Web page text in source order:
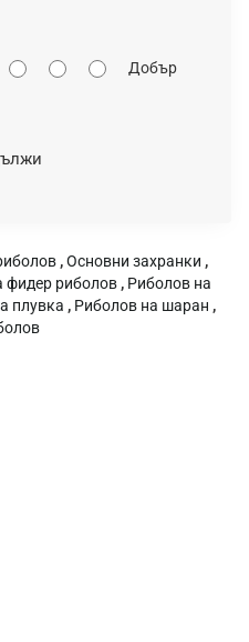
Добър
,Основни захранки ,
фидер риболов , Риболов на
плувка , Риболов на шаран ,